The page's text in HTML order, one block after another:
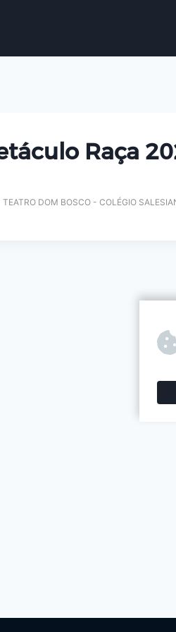
Raça
TEATRO DOM BOSCO - COLÉGIO